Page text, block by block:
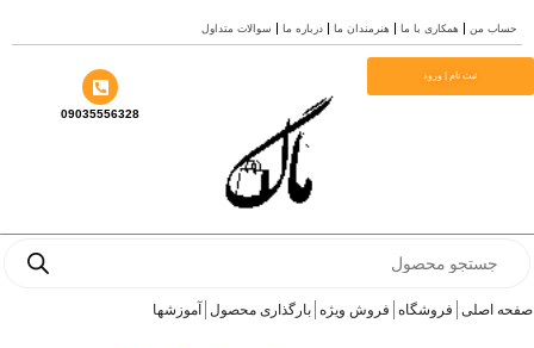
همکاری با ما هنرمندان ما درباره ما سوالات متداول
09035556328
فروشگاه فروش ویژه بارگذاری محصول آموزشها